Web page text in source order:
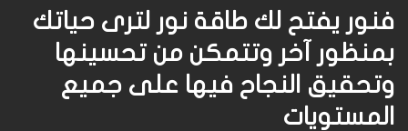
فنور يفتح لك طاقة نور لترى حياتك
بمنظور آخر وتتمكن من تحسينها
وتحقيق النجاح فيها على جميع
المستويات